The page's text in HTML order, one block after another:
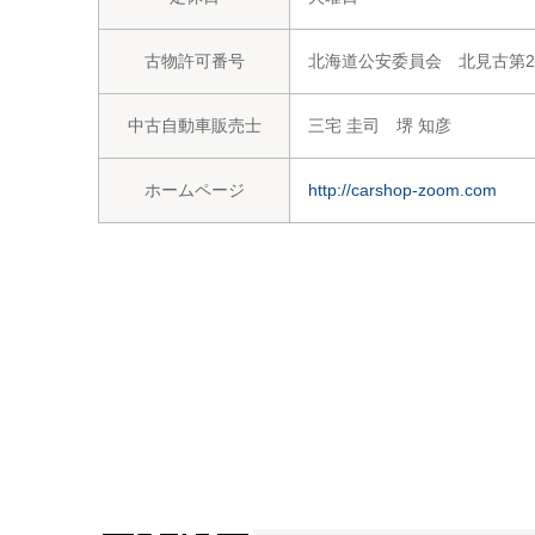
古物許可番号 北海道公安委員会 北見古第
中古自動車販売士 三宅 圭司 堺 知彦
ホームページ http://carshop-zoom.com